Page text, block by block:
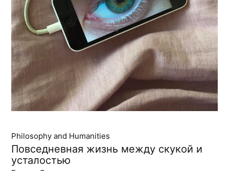
Philosophy and Humanities
Повседневная жизнь между скукой и
усталостью